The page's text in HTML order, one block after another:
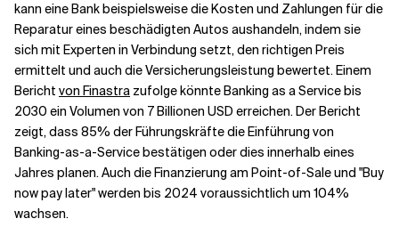
kann eine Bank beispielsweise die Kosten und Zahlungen für die
Reparatur eines beschädigten Autos aushandeln, indem sie
sich mit Experten in Verbindung setzt, den richtigen Preis
ermittelt und auch die Versicherungsleistung bewertet. Einem
Bericht von Finastra zufolge könnte Banking as a Service bis
2030 ein Volumen von 7 Billionen USD erreichen. Der Bericht
zeigt, dass 85% der Führungskräfte die Einführung von
Banking-as-a-Service bestätigen oder dies innerhalb eines
Jahres planen. Auch die Finanzierung am Point-of-Sale und "Buy
now pay later" werden bis 2024 voraussichtlich um 104%
wachsen.